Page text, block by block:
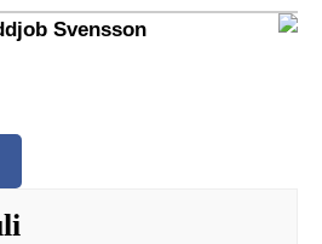
Svensson